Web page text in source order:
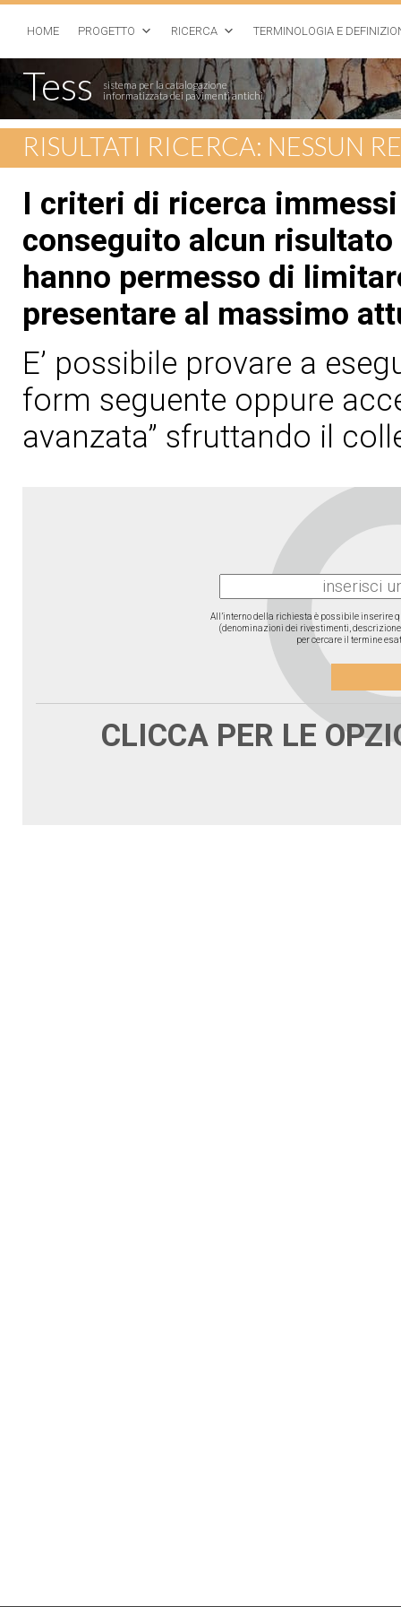
HOME PROGETTO RICERCA TERMINOLOGIA E
Tess
sistema per la catalogazione
informatizzata dei pavimenti antichi
RISULTATI RICERCA: NESSUN
I criteri di ricerca
conseguito alcun
hanno permesso di
presentare al massimo
E’ possibile provare a
form seguente oppure
avanzata” sfruttando il
All’interno della richiesta è possibile inserire
(denominazioni dei rivestimenti, descrizione
per cercare il termine
CLICCA PER LE